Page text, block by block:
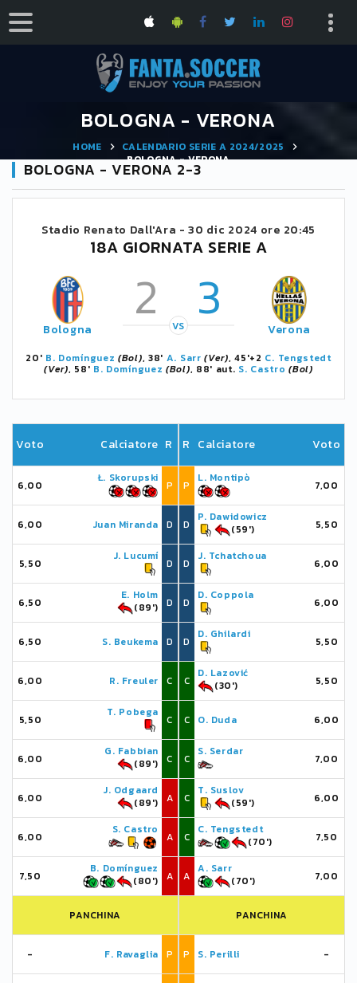
BOLOGNA - VERONA
HOME
CALENDARIO SERIE A 2024/2025
BOLOGNA - VERONA
BOLOGNA - VERONA 2-3
Stadio Renato Dall'Ara -30 dic 2024 ore 20:45
18A GIORNATA SERIE A
Bologna 2 3
VS Verona
20' B. Domínguez (Bol), 38' A. Sarr (Ver), 45'+2 C. Tengstedt
(Ver), 58' B. Domínguez (Bol), 88' aut. S. Castro (Bol)
Voto Calciatore R
6,00
Ł. Skorupski
P
6,00 Juan Miranda D
5,50
J. Lucumí
D
6,50
E. Holm
(89')
D
6,50 S. Beukema D
6,00 R. Freuler C
5,50
T. Pobega
C
6,00
G. Fabbian
(89')
C
6,00
J. Odgaard
(89')
A
6,00
S. Castro
A
7,50
B. Domínguez
(80')
A
PANCHINA
- F. Ravaglia P
R Calciatore Voto
P
L. Montipò
7,00
D
P. Dawidowicz
(59')
5,50
D
J. Tchatchoua
6,00
D
D. Coppola
6,00
D
D. Ghilardi
5,50
C
D. Lazović
(30')
5,50
C O. Duda 6,00
C
S. Serdar
7,00
C
T. Suslov
(59')
6,00
C
C. Tengstedt
(70')
7,50
A
A. Sarr
(70')
7,00
PANCHINA
P S. Perilli -